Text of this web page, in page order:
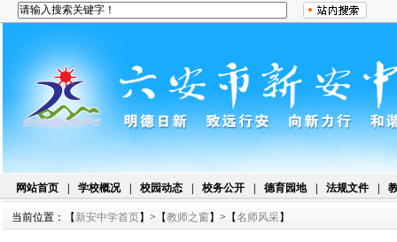
网站首页 学校概况 校园动态 校务公开 德育园地 法规文件
当前位置：【 新安中学首页】>【教师之窗】>【名师风采】